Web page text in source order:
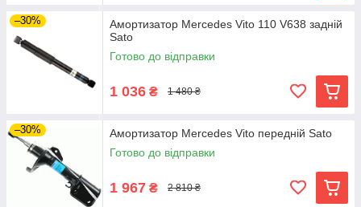
–30%
Амортизатор Mercedes Vito 110 V638 задній
Sato
Готово до відправки
1 036 ₴ 1 480 ₴
–30%
Амортизатор Mercedes Vito передній Sato
Готово до відправки
1 967 ₴ 2 810 ₴